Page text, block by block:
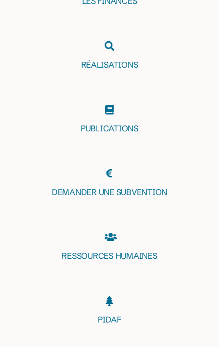
RÉALISATIONS
PUBLICATIONS
DEMANDER UNE SUBVENTION
RESSOURCES HUMAINES
PIDAF